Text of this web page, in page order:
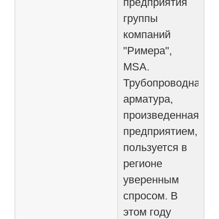
группы
компаний
"Римера",
MSA.
Трубопроводная
арматура,
произведенная
предприятием,
пользуется в
регионе
уверенным
спросом. В
этом году